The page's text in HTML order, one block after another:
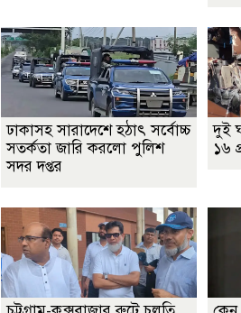
ঢাকাসহ সারাদেশে হঠাৎ সর্বোচ্চ
সতর্কতা জা‌রি করলো পুলিশ
সদর দপ্তর
দুই
১৬